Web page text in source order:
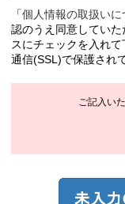
「個人情報の取扱いに
認のうえ同意してい
スにチェックを入れ
通信(SSL)で保護され
ご記入い